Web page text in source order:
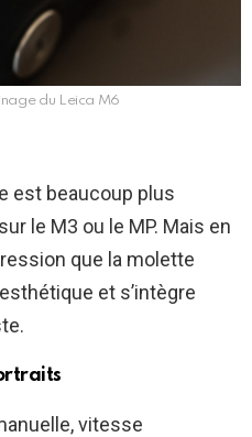
du Leica M6
est beaucoup plus
le M3 ou le MP. Mais en
que la molette
et s’intègre
vitesse